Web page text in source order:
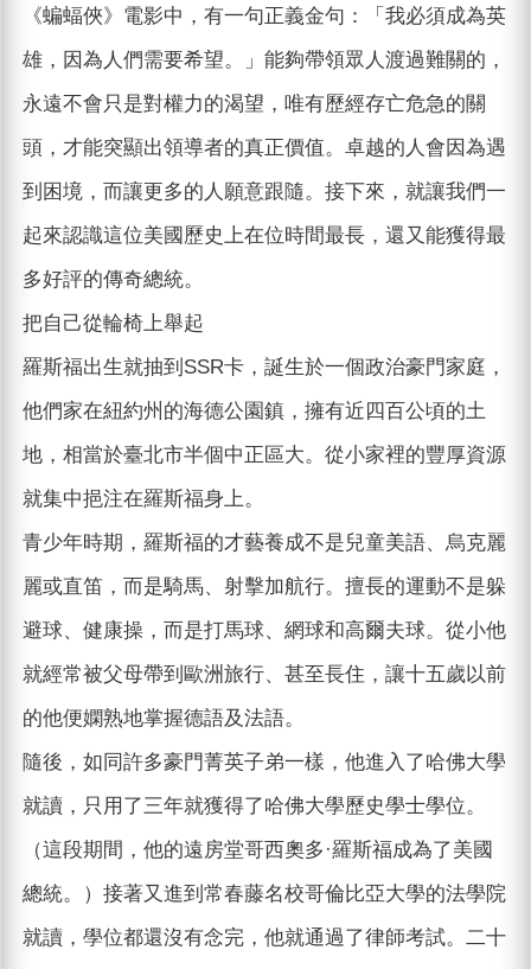
《蝙蝠俠》電影中，有一句正義金句：「我必須成為英
雄，因為人們需要希望。」能夠帶領眾人渡過難關的，
永遠不會只是對權力的渴望，唯有歷經存亡危急的關
頭，才能突顯出領導者的真正價值。卓越的人會因為遇
到困境，而讓更多的人願意跟隨。接下來，就讓我們一
起來認識這位美國歷史上在位時間最長，還又能獲得最
多好評的傳奇總統。
把自己從輪椅上舉起
羅斯福出生就抽到SSR卡，誕生於一個政治豪門家庭，
他們家在紐約州的海德公園鎮，擁有近四百公頃的土
地，相當於臺北市半個中正區大。從小家裡的豐厚資源
就集中挹注在羅斯福身上。
青少年時期，羅斯福的才藝養成不是兒童美語、烏克麗
麗或直笛，而是騎馬、射擊加航行。擅長的運動不是躲
避球、健康操，而是打馬球、網球和高爾夫球。從小他
就經常被父母帶到歐洲旅行、甚至長住，讓十五歲以前
的他便嫻熟地掌握德語及法語。
隨後，如同許多豪門菁英子弟一樣，他進入了哈佛大學
就讀，只用了三年就獲得了哈佛大學歷史學士學位。
（這段期間，他的遠房堂哥西奧多·羅斯福成為了美國
總統。）接著又進到常春藤名校哥倫比亞大學的法學院
就讀，學位都還沒有念完，他就通過了律師考試。二十